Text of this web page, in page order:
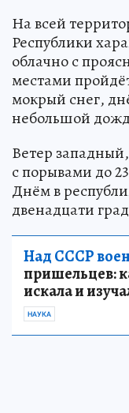
На всей
Республики
облачно с
местами
мокрый снег,
небольшой
Ветер
с порывами до
Днём в
двенадцати
Над СССР
пришельцев:
искала и
НАУКА